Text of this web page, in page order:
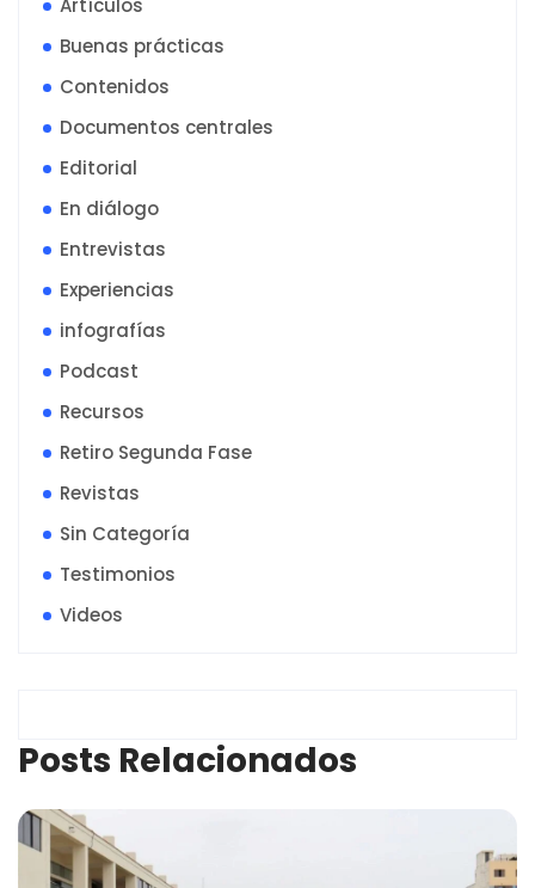
Artículos
Buenas prácticas
Contenidos
Documentos centrales
Editorial
En diálogo
Entrevistas
Experiencias
infografías
Podcast
Recursos
Retiro Segunda Fase
Revistas
Sin Categoría
Testimonios
Videos
Posts Relacionados